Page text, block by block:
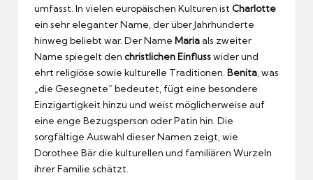
umfasst. In vielen europäischen Kulturen ist Charlotte
ein sehr eleganter Name, der über Jahrhunderte
hinweg beliebt war. Der Name Mariaals zweiter
Name spiegelt den christlichen Einflusswider und
ehrt religiöse sowie kulturelle Traditionen. Benita , was
„die Gesegnete“ bedeutet, fügt eine besondere
Einzigartigkeit hinzu und weist möglicherweise auf
eine enge Bezugsperson oder Patin hin. Die
sorgfältige Auswahl dieser Namen zeigt, wie
Dorothee Bär die kulturellen und familiären Wurzeln
ihrer Familie schätzt.